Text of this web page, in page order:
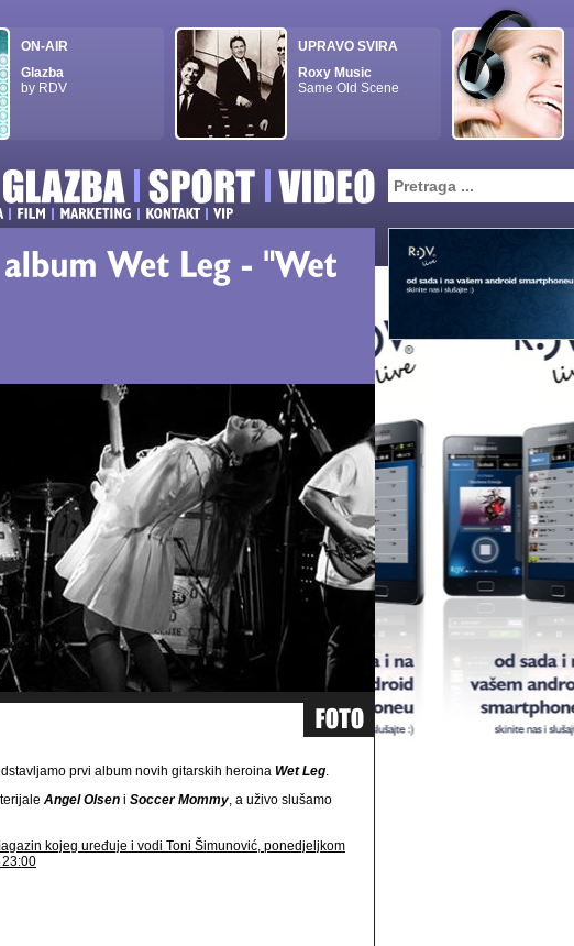
ON-AIR
Glazba
by RDV
UPRAVO SVIRA
Roxy Music
Same Old Scene
prvi album novih gitarskih heroina Wet Leg.
Angel Olsen i Soccer Mommy, a uživo slušamo
kojeg uređuje i vodi Toni Šimunović, ponedjeljkom